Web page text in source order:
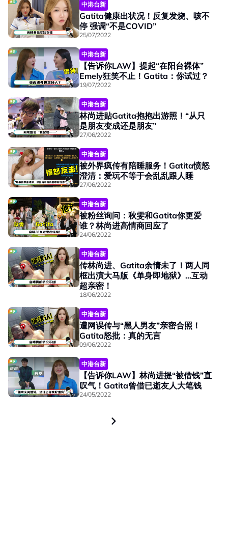
中港台新
Gatita健康出状况！反复发烧、咳不
停 强调“不是COVID”
25/07/2022
中港台新
【告诉你LAW】提起“在阳台裸体”
Emely狂笑不止！Gatita：你试过？
19/07/2022
中港台新
林尚进贴Gatita抱抱出游照！“从只
是朋友变成还是朋友”
27/06/2022
中港台新
被外界疯传有陪睡服务！Gatita愤怒
澄清：爱玩不等于会乱乱跟人睡
27/06/2022
中港台新
被粉丝询问：秋雯和Gatita你更爱
谁？林尚进高情商回应了
24/06/2022
中港台新
传林尚进、Gatita余情未了！两人同
框出演大马版《单身即地狱》…互动
超亲密！
18/06/2022
中港台新
遭网误传与“黑人男友”亲密合照！
Gatita怒批：真的无言
09/06/2022
中港台新
【告诉你LAW】林尚进提“被借钱”直
叹气！Gatita曾借已逝友人大笔钱
24/05/2022